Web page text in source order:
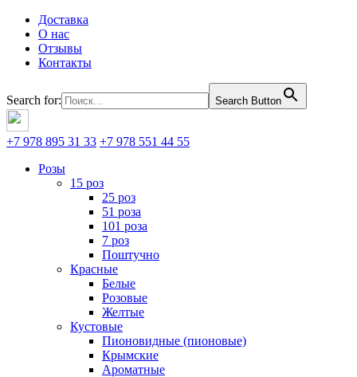
Доставка
О нас
Отзывы
Контакты
Search for: Search Button
+7 978 895 31 33 +7 978 551 44 55
Розы
15 роз
25 роз
51 роза
101 роза
7 роз
Поштучно
Красные
Белые
Розовые
Желтые
Кустовые
Пионовидные (пионовые)
Крымские
Ароматные